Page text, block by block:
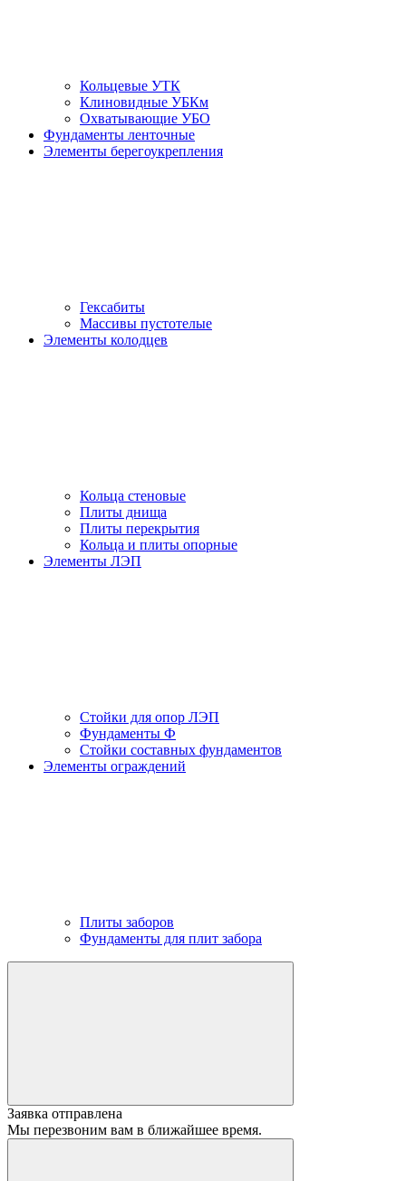
Кольцевые УТК
Клиновидные УБКм
Охватывающие УБО
Фундаменты ленточные
Элементы берегоукрепления
Гексабиты
Массивы пустотелые
Элементы колодцев
Кольца стеновые
Плиты днища
Плиты перекрытия
Кольца и плиты опорные
Элементы ЛЭП
Стойки для опор ЛЭП
Фундаменты Ф
Стойки составных фундаментов
Элементы ограждений
Плиты заборов
Фундаменты для плит забора
Заявка отправлена
Мы перезвоним вам в ближайшее время.